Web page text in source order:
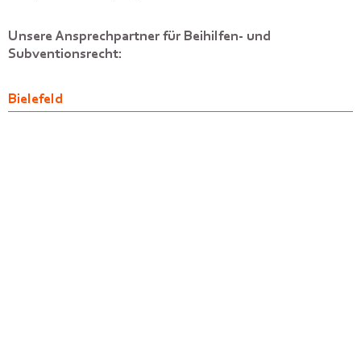
Unsere Ansprechpartner für Beihilfen- und
Subventionsrecht:
Bielefeld